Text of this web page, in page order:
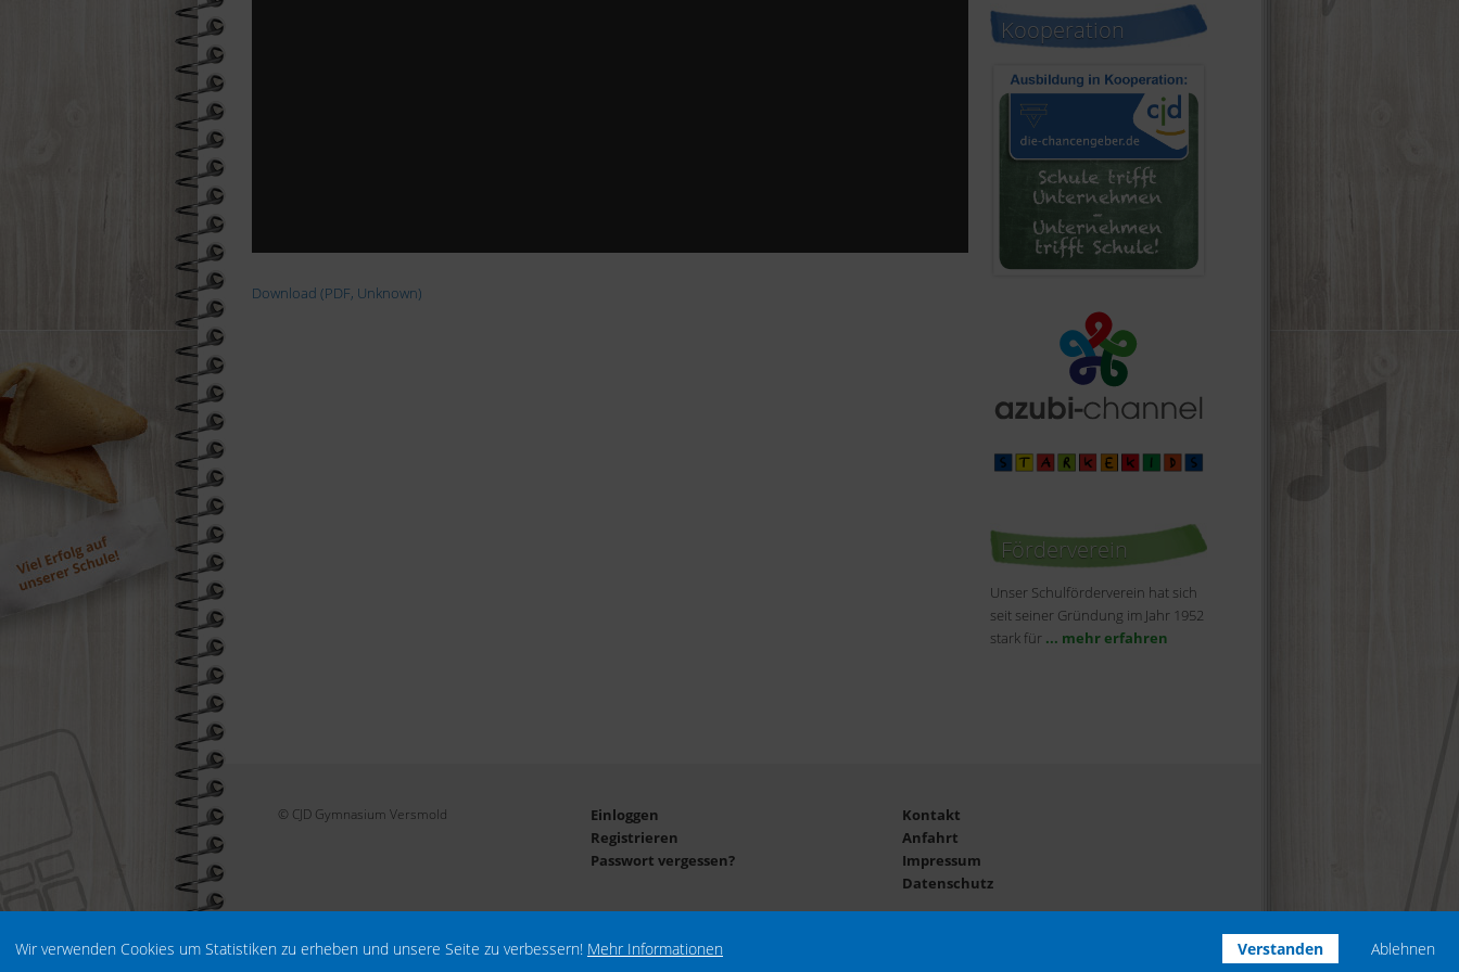
Wir verwenden Cookies um Statistiken zu erheben und unsere Seite zu verbessern! Mehr Informationen Verstanden Ablehnen
Download (PDF, Unknown)
Kooperation
Förderverein
Unser Schulförderverein hat sich
seit seiner Gründung im Jahr 1952
stark für ... mehr erfahren
© CJD Gymnasium Versmold
Einloggen
Registrieren
Passwort vergessen?
Kontakt
Anfahrt
Impressum
Datenschutz